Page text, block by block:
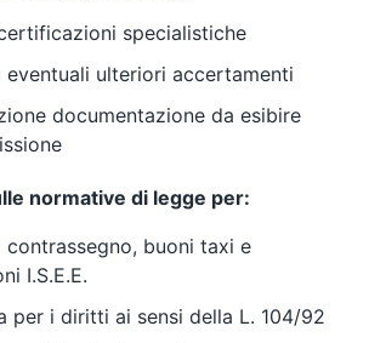
specialistiche
eventuali ulteriori accertamenti
documentazione da esibire
normative di legge per:
contrassegno, buoni taxi e
I.S.E.E.
per i diritti ai sensi della L. 104/92